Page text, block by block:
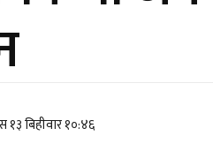
बिहीवार १०:४६